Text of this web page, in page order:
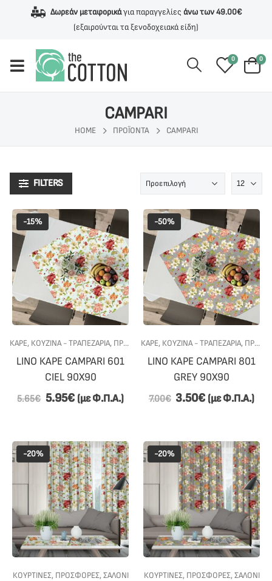
Δωρεάν μεταφορικάγια παραγγελίες άνω των 49.00€
(εξαιρούνται τα ξενοδοχειακά είδη)
0 0
CAMPARI
HOME ΠΡΟΪΌΝΤΑ CAMPARI
FILTERS
-15%
ΚΑΡΕ, ΚΟΥΖΙΝΑ - ΤΡΑΠΕΖΑΡΙΑ, ΠΡΟΣΦΟΡΕΣ , ΤΡΑΠΕΖΑΡΙΑ
LINO ΚΑΡΕ CAMPARI 601
CIEL 90Χ90
5.65€ 5.95€ (με Φ.Π.Α.)
-50%
ΚΑΡΕ, ΚΟΥΖΙΝΑ - ΤΡΑΠΕΖΑΡΙΑ, ΠΡΟΣΦΟΡΕΣ
LINO ΚΑΡΕ CAMPARI 801
GREY 90Χ90
7.00€ 3.50€ (με Φ.Π.Α.)
-20%
ΚΟΥΡΤΙΝΕΣ, ΠΡΟΣΦΟΡΕΣ,ΣΑΛΟΝΙ
-20%
ΚΟΥΡΤΙΝΕΣ, ΠΡΟΣΦΟΡΕΣ,ΣΑΛΟΝΙ